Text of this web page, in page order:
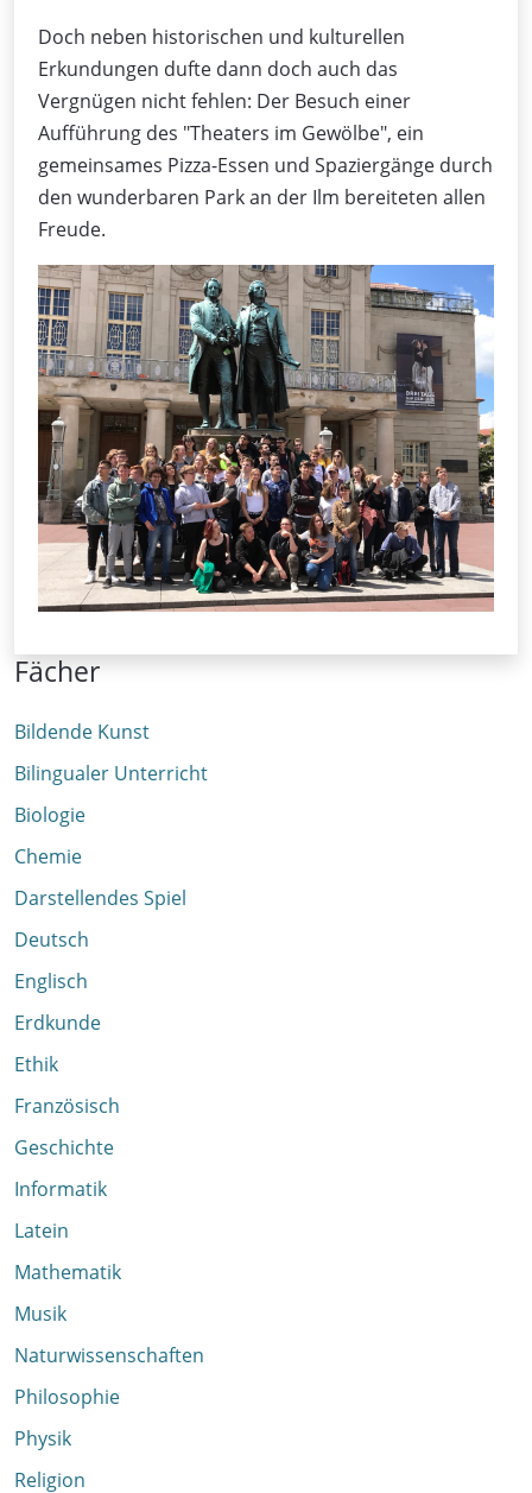
Doch neben historischen und kulturellen
Erkundungen dufte dann doch auch das
Vergnügen nicht fehlen: Der Besuch einer
Aufführung des "Theaters im Gewölbe", ein
gemeinsames Pizza-Essen und Spaziergänge durch
den wunderbaren Park an der Ilm bereiteten allen
Freude.
Fächer
Bildende Kunst
Bilingualer Unterricht
Biologie
Chemie
Darstellendes Spiel
Deutsch
Englisch
Erdkunde
Ethik
Französisch
Geschichte
Informatik
Latein
Mathematik
Musik
Naturwissenschaften
Philosophie
Physik
Religion